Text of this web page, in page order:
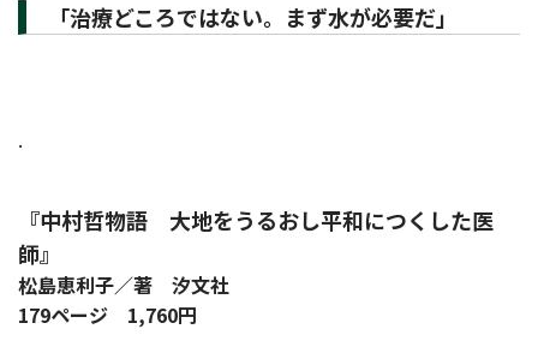
「治療どころではない。まず水が必要だ」
.
『中村哲物語 大地をうるおし平和につくした医
師』
松島恵利子／著 汐文社
179ページ 1,760円